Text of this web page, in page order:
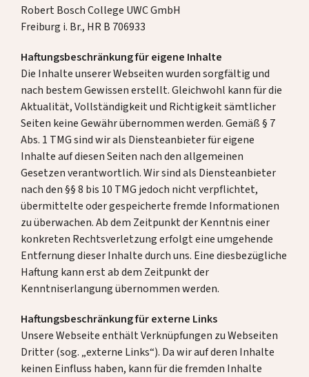
Gastfamilien
Kontakt
Spenden
DE EN
Robert Bosch College UWC GmbH
Freiburg i. Br., HR B 706933
Haftungsbeschränkung für eigene Inhalte
Die Inhalte unserer Webseiten wurden sorgfältig und
nach bestem Gewissen erstellt. Gleichwohl kann für die
Aktualität, Vollständigkeit und Richtigkeit sämtlicher
Seiten keine Gewähr übernommen werden. Gemäß § 7
Abs. 1 TMG sind wir als Diensteanbieter für eigene
Inhalte auf diesen Seiten nach den allgemeinen
Gesetzen verantwortlich. Wir sind als Diensteanbieter
nach den §§ 8 bis 10 TMG jedoch nicht verpflichtet,
übermittelte oder gespeicherte fremde Informationen
zu überwachen. Ab dem Zeitpunkt der Kenntnis einer
konkreten Rechtsverletzung erfolgt eine umgehende
Entfernung dieser Inhalte durch uns. Eine diesbezügliche
Haftung kann erst ab dem Zeitpunkt der
Kenntniserlangung übernommen werden.
Haftungsbeschränkung für externe Links
Unsere Webseite enthält Verknüpfungen zu Webseiten
Dritter (sog. „externe Links“). Da wir auf deren Inhalte
keinen Einfluss haben, kann für die fremden Inhalte